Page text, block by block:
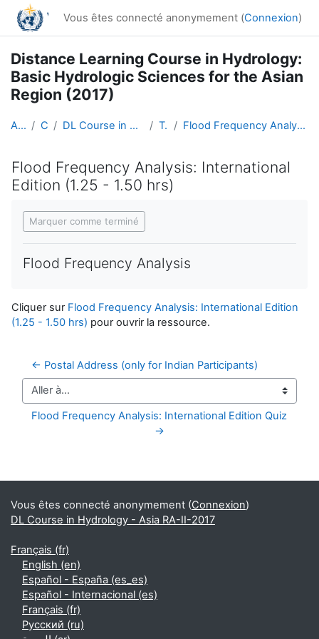
Passer au contenu principal
Vous êtes connecté anonymement (Connexion)
Distance Learning Course in Hydrology:
Basic Hydrologic Sciences for the Asian
Region (2017)
Accueil Cours DL Course in Hydrology - Asia RA-II-2017 Topic 6 Flood Frequency Analysis: International Edition (1.25 - 1.50 hrs)
Flood Frequency Analysis: International
Edition (1.25 - 1.50 hrs)
Marquer comme terminé
Flood Frequency Analysis
Cliquer sur Flood Frequency Analysis: International Edition
(1.25 - 1.50 hrs) pour ouvrir la ressource.
← Postal Address (only for Indian Participants)
Aller à…
Flood Frequency Analysis: International Edition Quiz
→
Blocs supplémentaires
Vous êtes connecté anonymement (Connexion)
DL Course in Hydrology - Asia RA-II-2017
Français ‎(fr)‎
English ‎(en)‎
Español - España ‎(es_es)‎
Español - Internacional ‎(es)‎
Français ‎(fr)‎
Русский ‎(ru)‎